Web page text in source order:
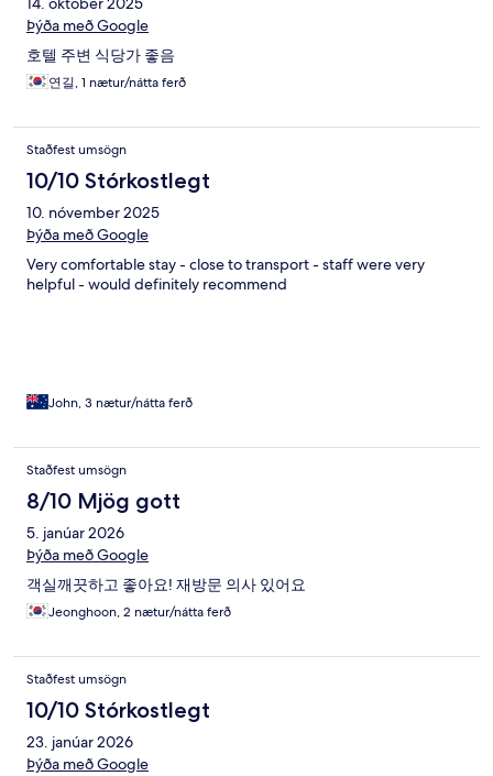
Þýða með Google
호텔 주변 식당가 좋음
연길, 1 nætur/nátta ferð
Staðfest umsögn
10/10 Stórkostlegt
10. nóvember 2025
Þýða með Google
Very comfortable stay - close to transport - staff were very
helpful - would definitely recommend
John, 3 nætur/nátta ferð
Staðfest umsögn
8/10 Mjög gott
5. janúar 2026
Þýða með Google
객실깨끗하고 좋아요! 재방문 의사 있어요
Jeonghoon, 2 nætur/nátta ferð
Staðfest umsögn
10/10 Stórkostlegt
23. janúar 2026
Þýða með Google